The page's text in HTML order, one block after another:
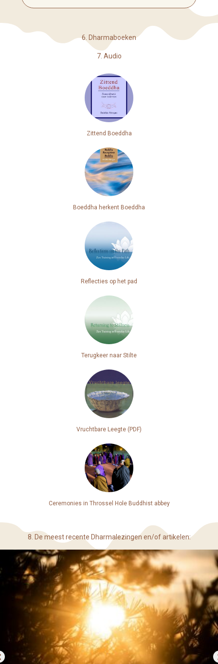
6. Dharmaboeken
7. Audio
Zittend Boeddha
Boeddha herkent Boeddha
Reflecties op het pad
Terugkeer naar Stilte
Vruchtbare Leegte (PDF)
Ceremonies in Throssel Hole Buddhist abbey
8. De meest recente Dharmalezingen en/of artikelen: